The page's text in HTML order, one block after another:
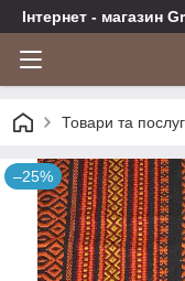
Інтернет - магазин
Товари та
–25%